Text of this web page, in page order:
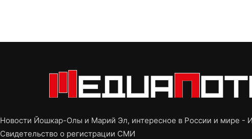
Новости Йошкар-Олы и Марий Эл, интересное в России и мире -
Свидетельство о регистрации СМИ